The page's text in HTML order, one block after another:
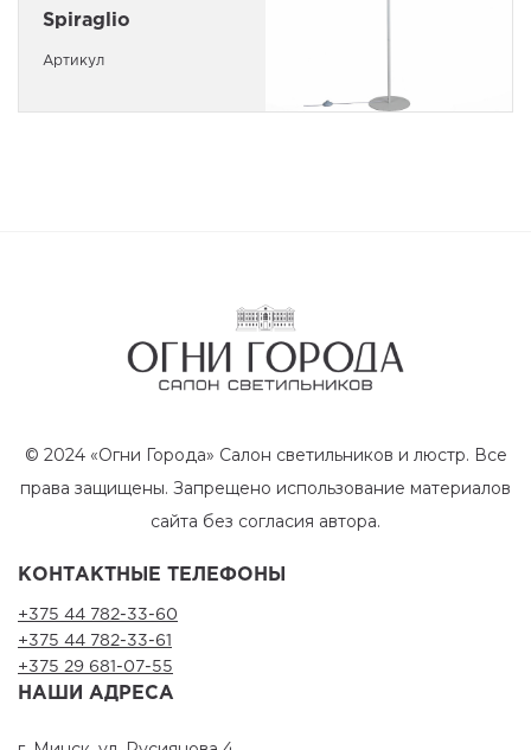
Spiraglio
Артикул
© 2024 «Огни Города» Салон светильников и люстр. Все
права защищены. Запрещено использование материалов
сайта без согласия автора.
КОНТАКТНЫЕ ТЕЛЕФОНЫ
+375 44 782-33-60
+375 44 782-33-61
+375 29 681-07-55
НАШИ АДРЕСА